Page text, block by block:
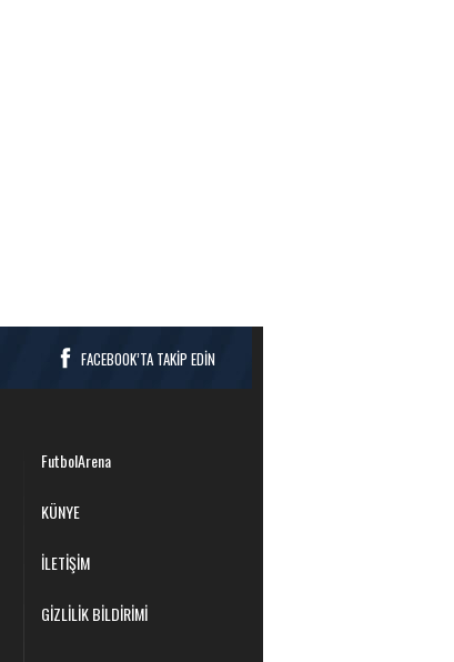
FACEBOOK’TA TAKİP EDİN
FutbolArena
KÜNYE
İLETİŞİM
GİZLİLİK BİLDİRİMİ